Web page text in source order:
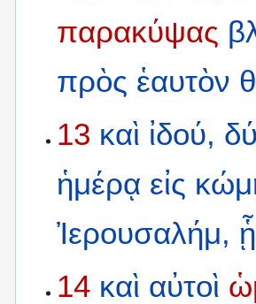
παρακύψας
πρὸς ἑαυτὸν
13 καὶ ἰδού,
ἡμέρᾳ εἰς
Ἰερουσαλήμ, ᾗ
14 καὶ αὐτοὶ